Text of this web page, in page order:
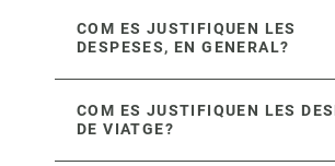
COM ES JUSTIFIQUEN LES
DESPESES, EN GENERAL?
COM ES JUSTIFIQUEN LES
DE VIATGE?